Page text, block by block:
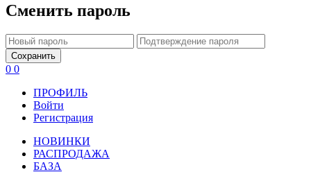
Сменить пароль
Сохранить
0 0
ПРОФИЛЬ
Войти
Регистрация
НОВИНКИ
РАСПРОДАЖА
БАЗА